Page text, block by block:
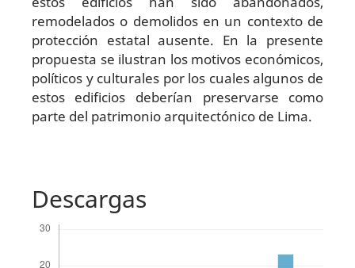
remodelados o demolidos en un contexto de
protección estatal ausente. En la presente
propuesta se ilustran los motivos económicos,
políticos y culturales por los cuales algunos de
estos edificios deberían preservarse como
parte del patrimonio arquitectónico de Lima.
Descargas